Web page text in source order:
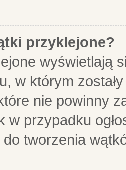
przyklejone?
wyświetlają
w którym
nie powinny
w przypadku
do tworzenia